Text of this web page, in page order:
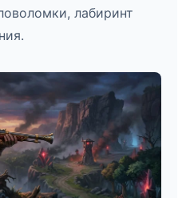
лабиринт